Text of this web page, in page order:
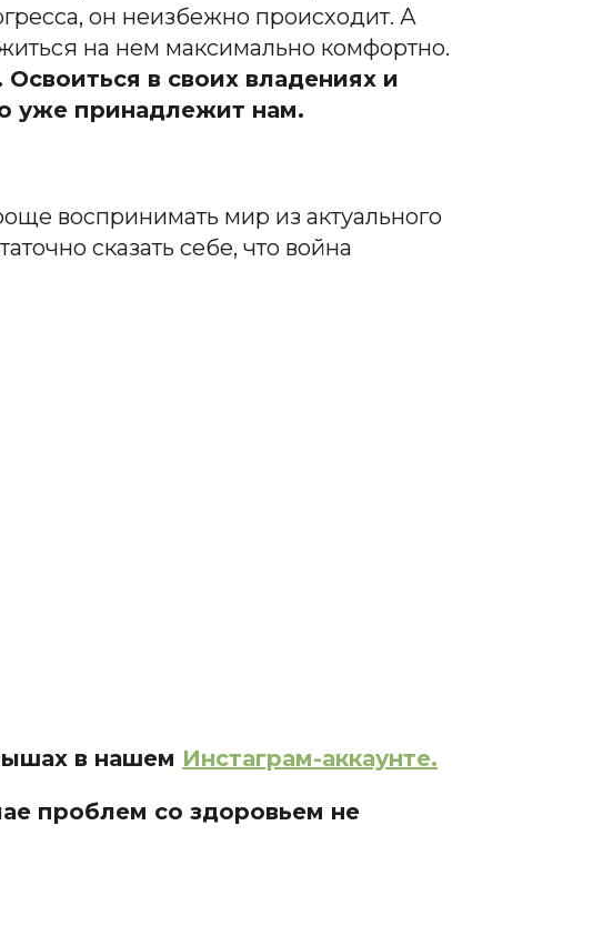
он неизбежно происходит. А
на нем максимально комфортно.
в своих владениях и
уже принадлежит нам.
воспринимать мир из актуального
сказать себе, что война
в нашем Инстаграм-аккаунте.
проблем со здоровьем не